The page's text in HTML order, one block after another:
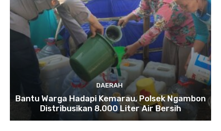
DAERAH
Bantu Warga Hadapi Kemarau, Polsek Ngambon
Distribusikan 8.000 Liter Air Bersih